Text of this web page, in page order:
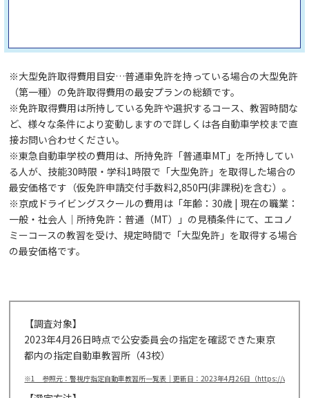
※大型免許取得費用目安…普通車免許を持っている場合の大型免許
（第一種）の免許取得費用の最安プランの総額です。
※免許取得費用は所持している免許や選択するコース、教習時間な
ど、様々な条件により変動しますので詳しくは各自動車学校まで直
接お問い合わせください。
※東急自動車学校の費用は、所持免許「普通車MT」を所持してい
る人が、技能30時限・学科1時限で「大型免許」を取得した場合の
最安価格です（仮免許申請交付手数料2,850円(非課税)を含む）。
※京成ドライビングスクールの費用は「年齢：30歳 | 現在の職業：
一般・社会人｜所持免許：普通（MT）」の見積条件にて、エコノ
ミーコースの教習を受け、規定時間で「大型免許」を取得する場合
の最安価格です。
【調査対象】
2023年4月26日時点で公安委員会の指定を確認できた東京
都内の指定自動車教習所（43校）
※1 参照元：警視庁指定自動車教習所一覧表｜更新日：2023年4月26日（https://